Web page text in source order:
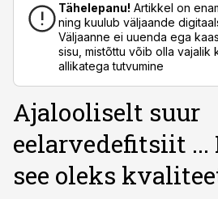
Tähelepanu! Artikkel on
ning kuulub väljaande
Väljaanne ei uuenda ega
sisu, mistõttu võib olla vajalik
allikatega tutvumine
Ajalooliselt suur
eelarvedefitsiit ...
see oleks